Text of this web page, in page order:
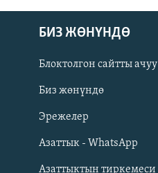
Русский
ОНЛАЙН ШЕРИНЕ
БИЗ ЖӨНҮНДӨ
Блоктолгон сайтты ачуу
Биз жөнүндө
Эрежелер
Азаттык - WhatsApp
Азаттыктын тиркемеси